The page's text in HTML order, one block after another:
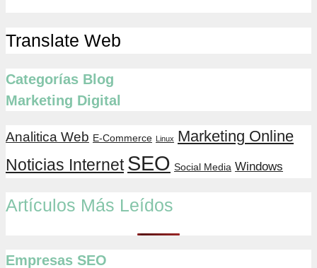
Translate Web
Categorías Blog
Marketing Digital
Analitica Web E-Commerce Linux Marketing Online
Noticias Internet SEO Social Media Windows
Artículos Más Leídos
Empresas SEO